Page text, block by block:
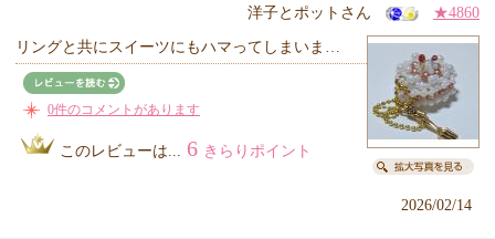
洋子とポットさん ★4860
リングと共にスイーツにもハマってしまいま…
0件のコメントがあります
このレビューは... 6 きらりポイント
2026/02/14